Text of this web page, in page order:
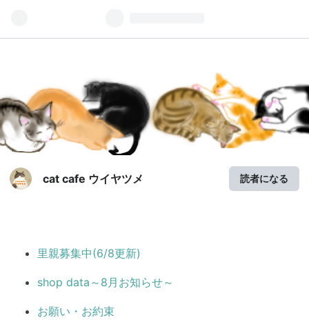
cat cafe ウイヤツメ 読者になる
里親募集中(6/8更新)
shop data～8月お知らせ～
お願い・お約束